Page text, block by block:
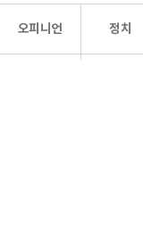
오피니언 정치